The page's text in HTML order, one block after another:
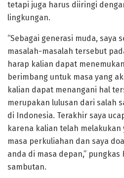
tetapi juga harus diiringi
lingkungan.
“Sebagai generasi muda, saya
masalah-masalah tersebut
harap kalian dapat
berimbang untuk masa yang
kalian dapat menangani hal
merupakan lulusan dari salah
di Indonesia. Terakhir saya
karena kalian telah melakukan
masa perkuliahan dan saya
anda di masa depan,”
sambutan.